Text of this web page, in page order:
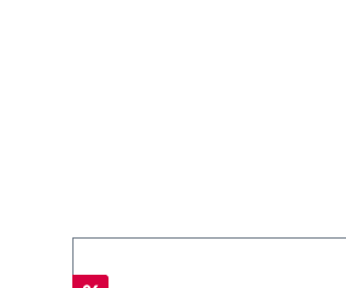
Produktgalerie überspringen